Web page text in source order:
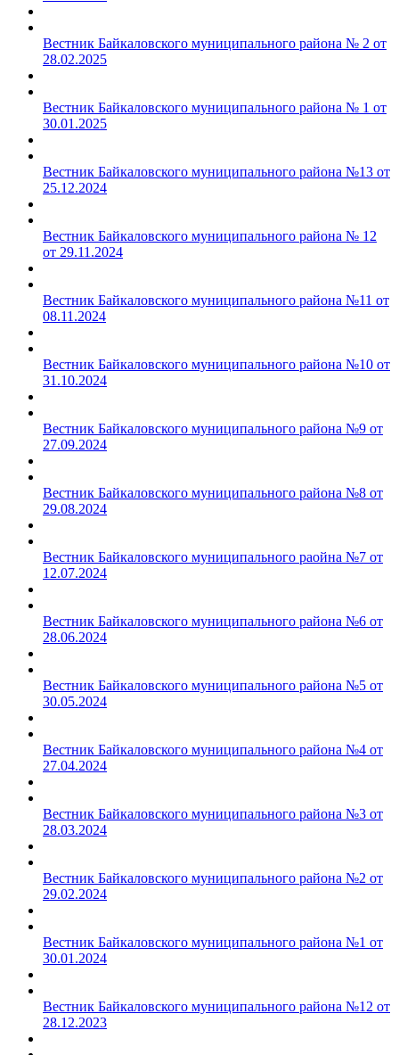
Вестник Байкаловского муниципального района № 2 от
28.02.2025
Вестник Байкаловского муниципального района № 1 от
30.01.2025
Вестник Байкаловского муниципального района №13 от
25.12.2024
Вестник Байкаловского муниципального района № 12
от 29.11.2024
Вестник Байкаловского муниципального района №11 от
08.11.2024
Вестник Байкаловского муниципального района №10 от
31.10.2024
Вестник Байкаловского муниципального района №9 от
27.09.2024
Вестник Байкаловского муниципального района №8 от
29.08.2024
Вестник Байкаловского муниципального раойна №7 от
12.07.2024
Вестник Байкаловского муниципального района №6 от
28.06.2024
Вестник Байкаловского муниципального района №5 от
30.05.2024
Вестник Байкаловского муниципального района №4 от
27.04.2024
Вестник Байкаловского муниципального района №3 от
28.03.2024
Вестник Байкаловского муниципального района №2 от
29.02.2024
Вестник Байкаловского муниципального района №1 от
30.01.2024
Вестник Байкаловского муниципального района №12 от
28.12.2023